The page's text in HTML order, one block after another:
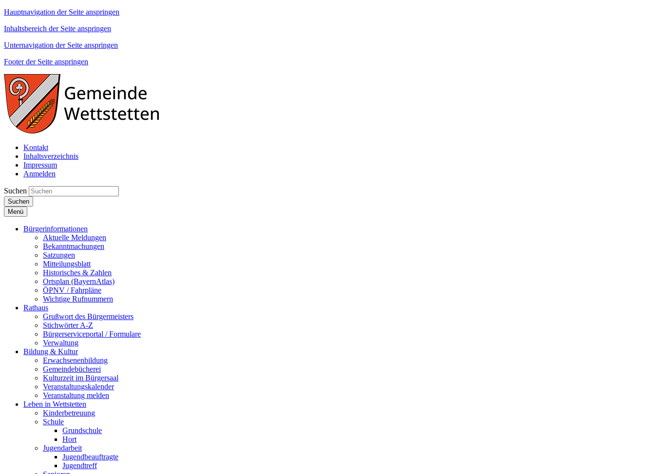
Hauptnavigation der Seite anspringen
Inhaltsbereich der Seite anspringen
Unternavigation der Seite anspringen
Footer der Seite anspringen
Kontakt
Inhaltsverzeichnis
Impressum
Anmelden
Suchen
Suchen
Menü
Bürgerinformationen
Aktuelle Meldungen
Bekanntmachungen
Satzungen
Mitteilungsblatt
Historisches & Zahlen
Ortsplan (BayernAtlas)
ÖPNV / Fahrpläne
Wichtige Rufnummern
Rathaus
Grußwort des Bürgermeisters
Stichwörter A-Z
Bürgerserviceportal / Formulare
Verwaltung
Bildung & Kultur
Erwachsenenbildung
Gemeindebücherei
Kulturzeit im Bürgersaal
Veranstaltungskalender
Veranstaltung melden
Leben in Wettstetten
Kinderbetreuung
Schule
Grundschule
Hort
Jugendarbeit
Jugendbeauftragte
Jugendtreff